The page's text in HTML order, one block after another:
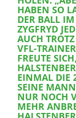
HABEN SO
DER BALL IM
ZYGFRYD
AUCH
VFL-
FREUTE
EINMAL DIE
SEINE
NUR NOCH
MEHR